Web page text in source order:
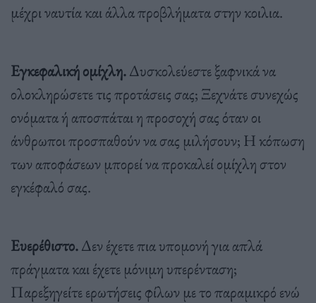
μέχρι ναυτία και άλλα προβλήματα στην κοιλια.
Εγκεφαλική ομίχλη.Δυσκολεύεστε ξαφνικά να
ολοκληρώσετε τις προτάσεις σας; Ξεχνάτε συνεχώς
ονόματα ή αποσπάται η προσοχή σας όταν οι
άνθρωποι προσπαθούν να σας μιλήσουν; Η κόπωση
των αποφάσεων μπορεί να προκαλεί ομίχλη στον
εγκέφαλό σας.
Ευερέθιστο.Δεν έχετε πια υπομονή για απλά
πράγματα και έχετε μόνιμη υπερένταση;
Παρεξηγείτε ερωτήσεις φίλων με το παραμικρό ενώ